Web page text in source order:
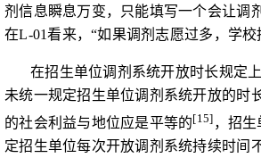
剂信息瞬息万变，只能填写一个会让调
在L-01看来，“如果调剂志愿过多，学
在招生单位调剂系统开放时长规定
未统一规定招生单位调剂系统开放的时
的社会利益与地位应是平等的[15] ，招
定招生单位每次开放调剂系统持续时间